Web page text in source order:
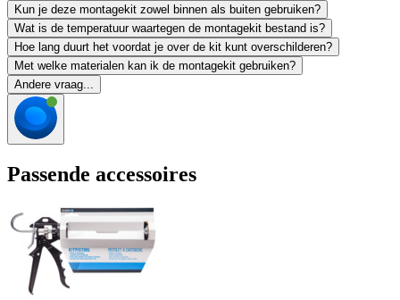
Kun je deze montagekit zowel binnen als buiten gebruiken?
Wat is de temperatuur waartegen de montagekit bestand is?
Hoe lang duurt het voordat je over de kit kunt overschilderen?
Met welke materialen kan ik de montagekit gebruiken?
Andere vraag...
Passende accessoires